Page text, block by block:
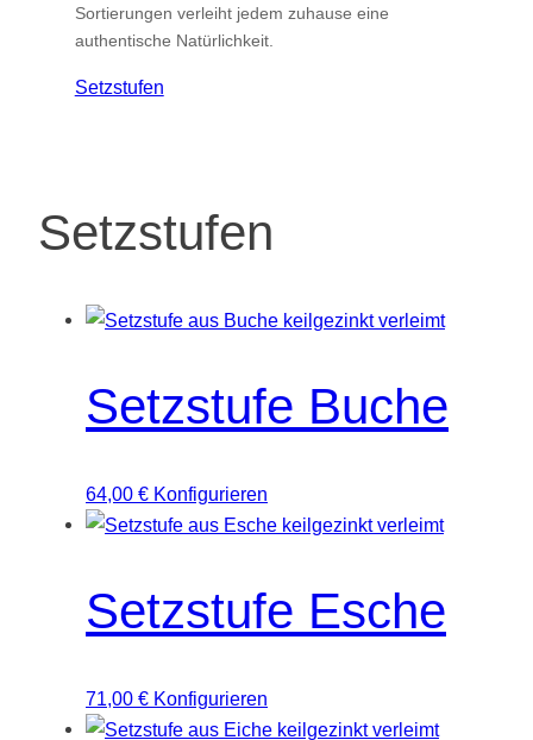
Sortierungen verleiht jedem zuhause eine
authentische Natürlichkeit.
Setzstufen
Setzstufen
Setzstufe Buche
64,00 € Konfigurieren
Setzstufe Esche
71,00 € Konfigurieren